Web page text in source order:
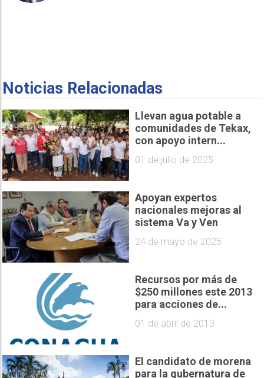
Noticias Relacionadas
Llevan agua potable a
comunidades de Tekax,
con apoyo intern...
01 de julio de 2025
Apoyan expertos
nacionales mejoras al
sistema Va y Ven
24 de mayo de 2025
Recursos por más de
$250 millones este 2013
para acciones de...
01 de abril de 2013
El candidato de morena
para la gubernatura de